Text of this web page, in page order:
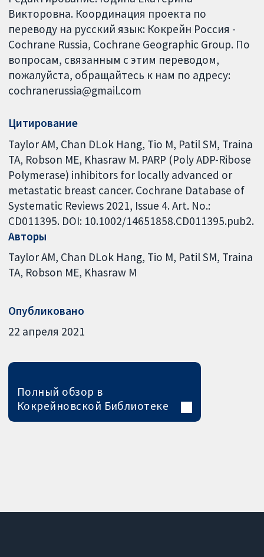
Викторовна. Координация проекта по
переводу на русский язык: Кокрейн Россия -
Cochrane Russia, Cochrane Geographic Group. По
вопросам, связанным с этим переводом,
пожалуйста, обращайтесь к нам по адресу:
cochranerussia@gmail.com
Цитирование
Taylor AM, Chan DLok Hang, Tio M, Patil SM, Traina
TA, Robson ME, Khasraw M. PARP (Poly ADP-Ribose
Polymerase) inhibitors for locally advanced or
metastatic breast cancer. Cochrane Database of
Systematic Reviews 2021, Issue 4. Art. No.:
CD011395. DOI: 10.1002/14651858.CD011395.pub2.
Авторы
Taylor AM Chan DLok Hang Tio M Patil SM Traina
TA Robson ME Khasraw M
Опубликовано
22 апреля 2021
Полный обзор в
Кокрейновской Библиотеке